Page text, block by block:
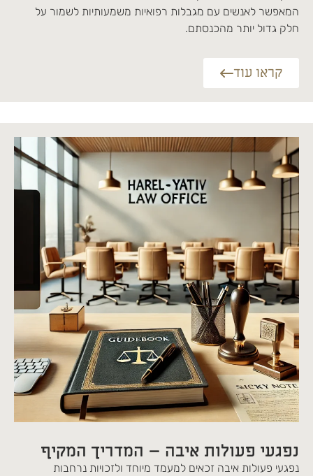
המאפשר לאנשים עם מגבלות רפואיות משמעותיות לשמור על
חלק גדול יותר מהכנסתם.
קראו עוד
נפגעי פעולות איבה – המדריך המקיף
נפגעי פעולות איבה זכאים למעמד מיוחד ולזכויות נרחבות